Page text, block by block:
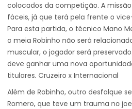
colocados da competição. A
fáceis, já que terá pela frente o
Para esta partida, o técnico Mano
o meia Robinho não será
muscular, o jogador será
deve ganhar uma nova
titulares. Cruzeiro x Internacional
Além de Robinho, outro desfalque
Romero, que teve um trauma no